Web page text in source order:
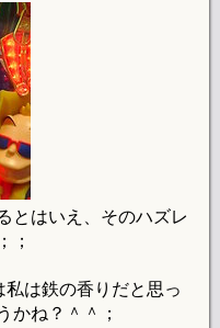
とはいえ、そのハズレ
；
は鉄の香りだと思っ
かね？＾＾；